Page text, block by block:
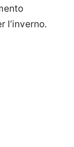
l’inverno.